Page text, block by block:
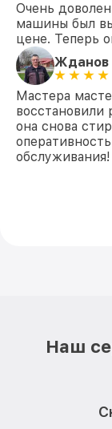
Очень
машины был
цене. Теперь
Жданов
Мастера
восстановили
она снова
обслуживания!
Наш